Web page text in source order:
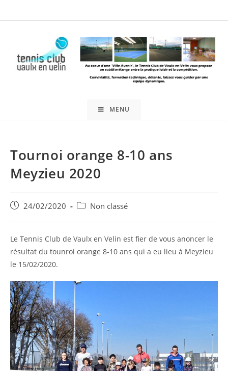
to
MENU
Tournoi orange 8-10 ans
Meyzieu 2020
Publication
24/02/2020
Post Non classé
Le Tennis Club de Vaulx en Velin est fier de vous anoncer le
résultat du tounroi orange 8-10 ans qui a eu lieu à Meyzieu
le 15/02/2020.